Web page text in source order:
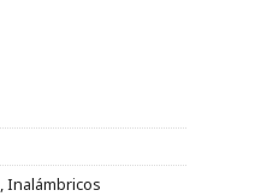
Inalámbricos